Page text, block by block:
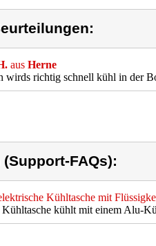
aus Herne
wirds richtig schnell kühl in der
FAQs):
Kühltasche mit
kühlt mit einem Alu-